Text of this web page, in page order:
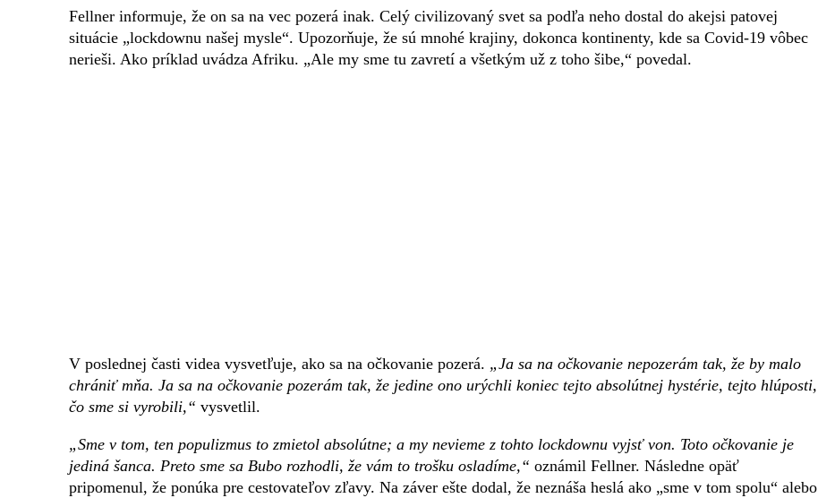
Fellner informuje, že on sa na vec pozerá inak. Celý civilizovaný svet sa podľa neho dostal do akejsi patovej
situácie „lockdownu našej mysle“. Upozorňuje, že sú mnohé krajiny, dokonca kontinenty, kde sa Covid-19 vôbec
nerieši. Ako príklad uvádza Afriku. „Ale my sme tu zavretí a všetkým už z toho šibe,“ povedal.
V poslednej časti videa vysvetľuje, ako sa na očkovanie pozerá. „Ja sa na očkovanie nepozerám tak, že by malo
chrániť mňa. Ja sa na očkovanie pozerám tak, že jedine ono urýchli koniec tejto absolútnej hystérie, tejto hlúposti,
čo sme si vyrobili,“ vysvetlil.
„Sme v tom, ten populizmus to zmietol absolútne; a my nevieme z tohto lockdownu vyjsť von. Toto očkovanie je
jediná šanca. Preto sme sa Bubo rozhodli, že vám to trošku osladíme,“ oznámil Fellner. Následne opäť
pripomenul, že ponúka pre cestovateľov zľavy. Na záver ešte dodal, že neznáša heslá ako „sme v tom spolu“ alebo